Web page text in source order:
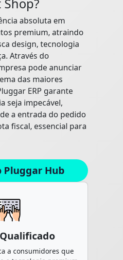
Shop?
absoluta em
premium, atraindo
design, tecnologia
Através do
pode anunciar
das maiores
ERP garante
seja impecável,
a entrada do pedido
fiscal, essencial para
Pluggar Hub
a consumidores que